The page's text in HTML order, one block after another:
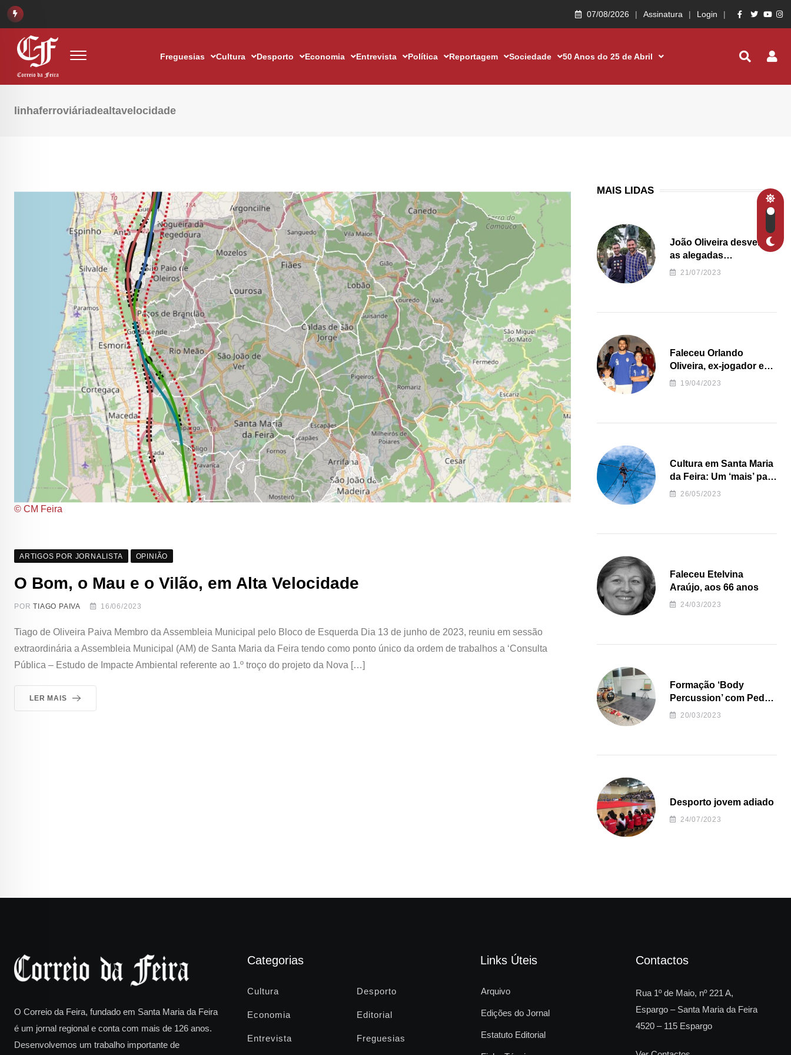
07/08/2026 Assinatura Login
Freguesias Cultura Desporto Economia Entrevista Política Reportagem Sociedade 50 Anos do 25 de Abril
linhaferroviáriadealtavelocidade
© CM Feira
ARTIGOS POR JORNALISTA OPINIÃO
O Bom, o Mau e o Vilão, em Alta Velocidade
PORTIAGO PAIVA 16/06/2023
Tiago de Oliveira Paiva Membro da Assembleia Municipal pelo Bloco de Esquerda Dia 13 de junho de 2023, reuniu em sessão
extraordinária a Assembleia Municipal (AM) de Santa Maria da Feira tendo como ponto único da ordem de trabalhos a ‘Consulta
Pública – Estudo de Impacte Ambiental referente ao 1.º troço do projeto da Nova […]
LER MAIS
MAIS LIDAS
João Oliveira desvenda
as alegadas
irregularidades da
21/07/2023
Faleceu Orlando
Oliveira, ex-jogador e
treinador da formação
19/04/2023
Cultura em Santa Maria
da Feira: Um ‘mais’ para
o Concelho
26/05/2023
Faleceu Etelvina
Araújo, aos 66 anos
24/03/2023
Formação ‘Body
Percussion’ com Pedro
Almeida
20/03/2023
Desporto jovem adiado
24/07/2023
O Correio da Feira, fundado em Santa Maria da Feira
é um jornal regional e conta com mais de 126 anos.
Desenvolvemos um trabalho importante de
Categorias
Cultura Desporto
Economia Editorial
Entrevista Freguesias
Links Úteis
Arquivo
Edições do Jornal
Estatuto Editorial
Contactos
Rua 1º de Maio, nº 221 A,
Espargo – Santa Maria da Feira
4520 – 115 Espargo